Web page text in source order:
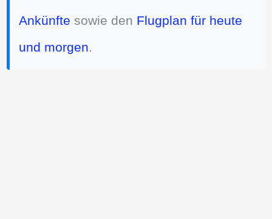
Ankünfte sowie den Flugplan für heute
und morgen.